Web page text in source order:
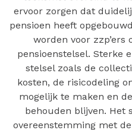
ervoor zorgen dat
pensioen heeft
worden voor
pensioenstelsel. Sterke
stelsel zoals de
kosten, de risicodeling
mogelijk te maken en
behouden blijven. Het
overeenstemming met